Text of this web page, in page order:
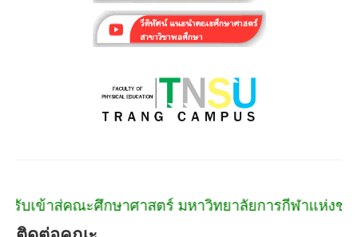
เข้าสู่คณะศึกษาศาสตร์ มหาวิทยาลัยการกีฬาแห่งชาติ